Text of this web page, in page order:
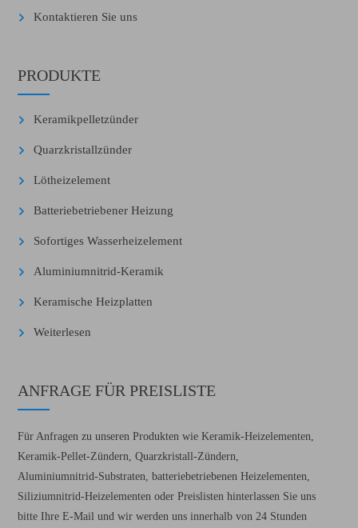
Kontaktieren Sie uns
PRODUKTE
Keramikpelletzünder
Quarzkristallzünder
Lötheizelement
Batteriebetriebener Heizung
Sofortiges Wasserheizelement
Aluminiumnitrid-Keramik
Keramische Heizplatten
Weiterlesen
ANFRAGE FÜR PREISLISTE
Für Anfragen zu unseren Produkten wie Keramik-Heizelementen,
Keramik-Pellet-Zündern, Quarzkristall-Zündern,
Aluminiumnitrid-Substraten, batteriebetriebenen Heizelementen,
Siliziumnitrid-Heizelementen oder Preislisten hinterlassen Sie uns
bitte Ihre E-Mail und wir werden uns innerhalb von 24 Stunden